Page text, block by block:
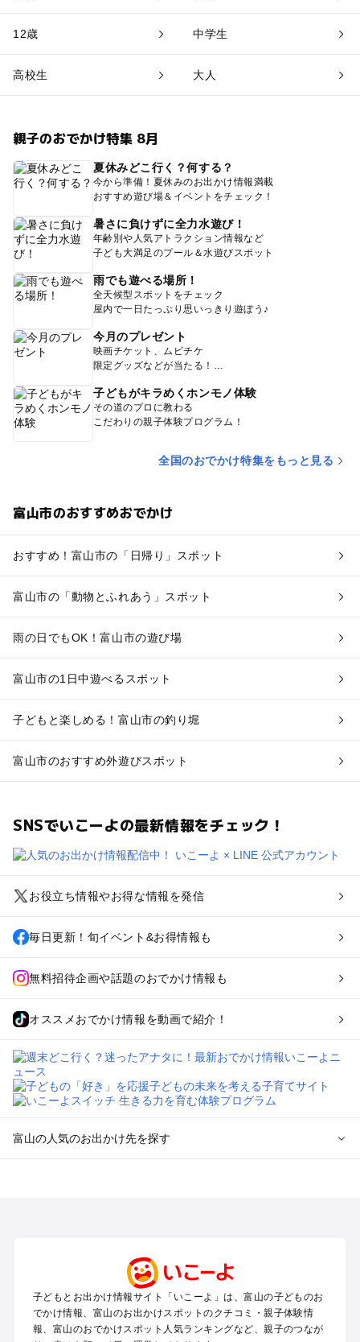
12歳 中学生
高校生 大人
親子のおでかけ特集 8月
夏休みどこ行く？何する？
今から準備！夏休みのお出かけ情報満載
おすすめ遊び場＆イベントをチェック！
暑さに負けずに全力水遊び！
年齢別や人気アトラクション情報など
子ども大満足のプール＆水遊びスポット
雨でも遊べる場所！
全天候型スポットをチェック
屋内で一日たっぷり思いっきり遊ぼう♪
今月のプレゼント
映画チケット、ムビチケ
限定グッズなどが当たる！
子どもがキラめくホンモノ体験
その道のプロに教わる
こだわりの親子体験プログラム！
全国のおでかけ特集をもっと見る
富山市のおすすめおでかけ
おすすめ！富山市の「日帰り」スポット
富山市の「動物とふれあう」スポット
雨の日でもOK！富山市の遊び場
富山市の1日中遊べるスポット
子どもと楽しめる！富山市の釣り堀
富山市のおすすめ外遊びスポット
SNSでいこーよの最新情報をチェック！
お役立ち情報やお得な情報を発信
毎日更新！旬イベント&お得情報も
無料招待企画や話題のおでかけ情報も
オススメおでかけ情報を動画で紹介！
富山の人気のお出かけ先を探す
富山の定番お出かけスポット
富山の遊園地
富山の動物園
子どもとお出かけ情報サイト「いこーよ」は、富山の子どものお
でかけ情報、富山のお出かけスポットのクチコミ・親子体験情
報、富山のおでかけスポット人気ランキングなど、親子のつなが